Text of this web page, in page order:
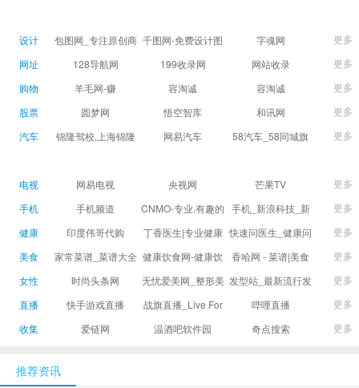
据,投资理财,港股,期
货,股指期货,手机炒
股,股票软件,炒股软
件，免费炒股软
软件,证
收录
设计
包图网_专注原创商
用设计图片下载，
千图网-免费设计图
片素材网站-正版商
字魂网
更多
网址
128导航网 199收录网 网站收录
更多
购物
羊毛网-赚 容淘诚 容淘诚
更多
股票
圆梦网 悟空智库 和讯网
更多
汽车
锦隆驾校,上海锦隆
网易汽车
58汽车_58同城旗
更多
电视 网易电视 央视网 芒果TV
更多
手机
手机频道
CNMO-专业.有趣的
科技新媒体
手机_新浪科技_新
浪网
更多
健康
印度伟哥代购
丁香医生|专业健康
生活方式平台
快速问医生_健康问
题免费在线咨询专
更多
美食
家常菜谱_菜谱大全
_菜谱家常菜做法大
健康饮食网-健康饮
食食谱_健康饮食小
香哈网 - 菜谱|美食
菜谱|菜谱大全-学做
更多
女性
时尚头条网
LADYMAX.cn|国内
新闻并提供奢侈品
无忧爱美网_整形美
容门户
发型站_最新流行发
型设计发型图片与
更多
直播
快手游戏直播
战旗直播_Live For
Gamers丨天生爱
哔哩直播
更多
收集
爱链网 温酒吧软件园 奇点搜索 更多
推荐资讯